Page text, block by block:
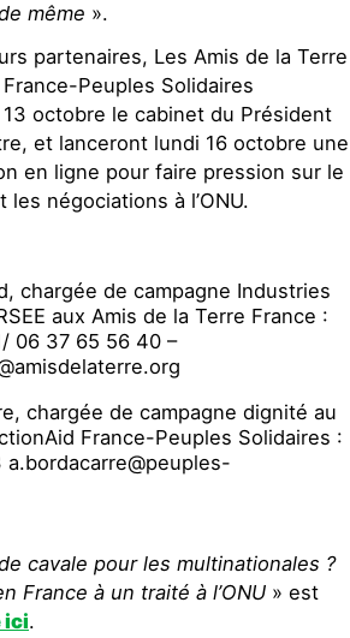
même ».
partenaires, Les Amis de la Terre
Peuples Solidaires
octobre le cabinet du Président
et lanceront lundi 16 octobre une
en ligne pour faire pression sur le
négociations à l’ONU.
chargée de campagne Industries
aux Amis de la Terre France :
06 37 65 56 40 –
chargée de campagne dignité au
France-Peuples Solidaires :
a.bordacarre@peuples-
cavale pour les multinationales ?
France à un traité à l’ONU » est
ici.